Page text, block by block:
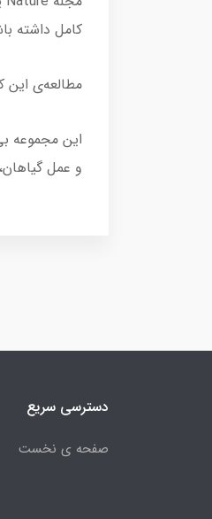
كامل داشته
مطالعه‌ی این
این مجموعه
و عمل
دسترسی سریع
صفحه ی نخست